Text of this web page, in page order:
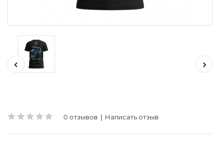
0 отзывов | Написать отзыв